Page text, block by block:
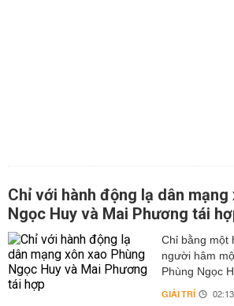
Chỉ với hành động lạ dân mạng
Ngọc Huy và Mai Phương tái
Chỉ bằng một
người hâm
Phùng Ngọc
GIẢI TRÍ